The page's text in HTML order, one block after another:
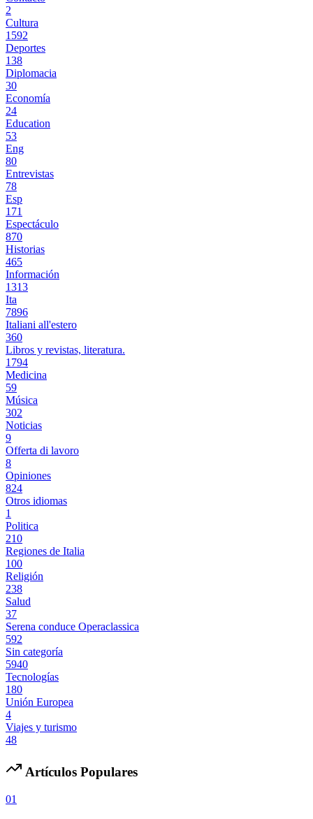
2
Cultura
1592
Deportes
138
Diplomacia
30
Economía
24
Education
53
Eng
80
Entrevistas
78
Esp
171
Espectáculo
870
Historias
465
Información
1313
Ita
7896
Italiani all'estero
360
Libros y revistas, literatura.
1794
Medicina
59
Música
302
Noticias
9
Offerta di lavoro
8
Opiniones
824
Otros idiomas
1
Politica
210
Regiones de Italia
100
Religión
238
Salud
37
Serena conduce Operaclassica
592
Sin categoría
5940
Tecnologías
180
Unión Europea
4
Viajes y turismo
48
Artículos Populares
01